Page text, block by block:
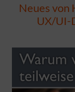
Neues
UX/UI-